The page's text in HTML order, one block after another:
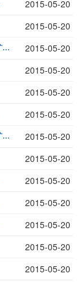
2015-05-20
2015-05-20
山东省滨州海洋环境监测站通过国家计量认证监督扩项评审... 2015-05-20
2015-05-20
2015-05-20
2015-05-20
中国大洋协会与国际海底管理局签订多金属硫化物矿区勘探合同... 2015-05-20
2015-05-20
2015-05-20
2015-05-20
2015-05-20
2015-05-20
2015-05-20